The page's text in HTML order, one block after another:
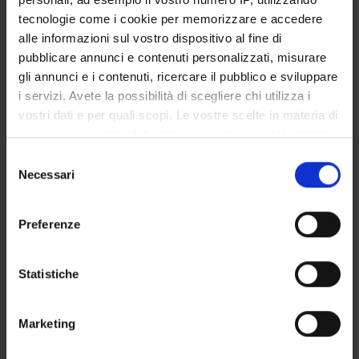
tecnologie come i cookie per memorizzare e accedere
alle informazioni sul vostro dispositivo al fine di
pubblicare annunci e contenuti personalizzati, misurare
gli annunci e i contenuti, ricercare il pubblico e sviluppare
i servizi. Avete la possibilità di scegliere chi utilizza i
vostri dati e per quali scopi. Le vostre scelte in materia di
privacy sono applicabili solo su questa proprietà digitale
modificare o revocare il proprio consenso in qualsiasi
momento dalla Dichiarazione sui cookie o facendo clic
raccogliere informazioni sulla tua posizione
geografica, con un'approssimazione di qualche
Identificare il tuo dispositivo, scansionandolo
delNecessari
Preferenze
Statistiche
Marketing
Gestione carriere
Modalità iscrizioni
Additional information
OFFERTA FORMATIVA
CORSI DI STUDIO
DOTTORATI, MASTER E FORMAZIONE SUPERIORE
Contatti
Luoghi